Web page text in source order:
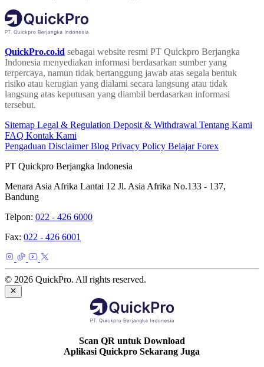
QuickPro.co.id sebagai website resmi PT Quickpro Berjangka
Indonesia menyediakan informasi berdasarkan sumber yang
terpercaya, namun tidak bertanggung jawab atas segala bentuk
risiko atau kerugian yang dialami secara langsung atau tidak
langsung atas keputusan yang diambil berdasarkan informasi
tersebut.
Sitemap Legal & Regulation Deposit & Withdrawal Tentang Kami
FAQ Kontak Kami
Pengaduan DisclaimerBlog Privacy Policy Belajar Forex
PT Quickpro Berjangka Indonesia
Menara Asia Afrika Lantai 12 Jl. Asia Afrika No.133 - 137,
Bandung
Telpon: 022 - 426 6000
Fax: 022 - 426 6001
© 2026 QuickPro. All rights reserved.
Scan QR untuk Download
Aplikasi Quickpro Sekarang Juga